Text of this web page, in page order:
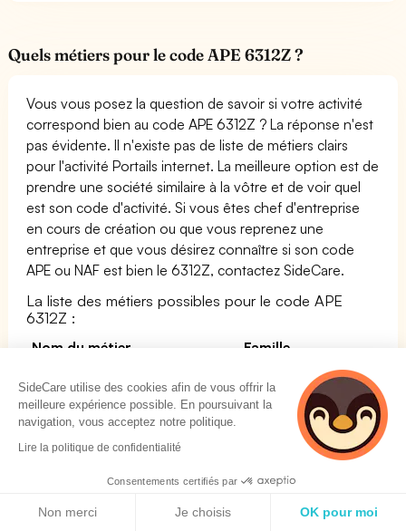
Quels métiers pour le code APE 6312Z ?
Vous vous posez la question de savoir si votre activité
correspond bien au code APE 6312Z ? La réponse n'est
pas évidente. Il n'existe pas de liste de métiers clairs
pour l'activité Portails internet. La meilleure option est de
prendre une société similaire à la vôtre et de voir quel
est son code d'activité. Si vous êtes chef d'entreprise
en cours de création ou que vous reprenez une
entreprise et que vous désirez connaître si son code
APE ou NAF est bien le 6312Z, contactez SideCare.
La liste des métiers possibles pour le code APE
6312Z :
Nom du métier
Famille
Ingénieur informaticien /
Ingénieure informaticienne
SUPPORT A
L''ENTREPRISE
Analyste organique
informatique
SUPPORT A
L''ENTREPRISE
Chef de projet utilisateurs des
systèmes d'information
SUPPORT A
L''ENTREPRISE
SideCare utilise des cookies afin de vous offrir la
meilleure expérience possible. En poursuivant la
navigation, vous acceptez notre politique.
Lire la politique de confidentialité
Consentements certifiés par
Non merci Je choisis OK pour moi